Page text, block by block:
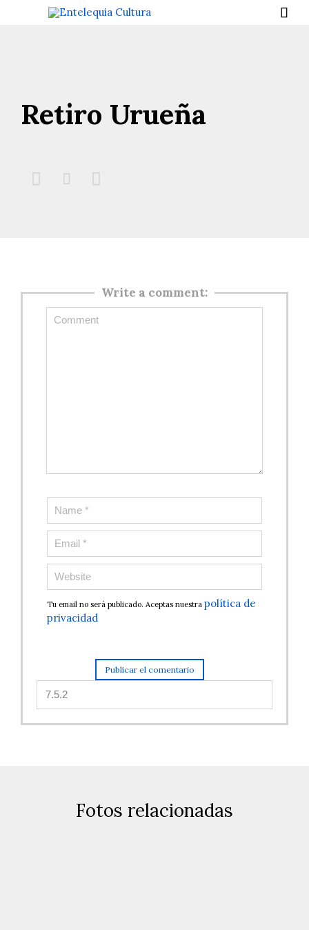

Retiro Urueña
  
Write a comment:
Tu email no será publicado. Aceptas nuestra política de
privacidad
Fotos relacionadas